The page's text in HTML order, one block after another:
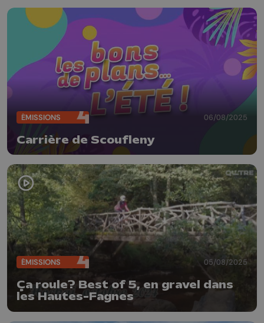
ÉMISSIONS 06/08/2025
Carrière de Scoufleny
ÉMISSIONS 05/08/2025
Ça roule? Best of 5, en gravel dans
les Hautes-Fagnes